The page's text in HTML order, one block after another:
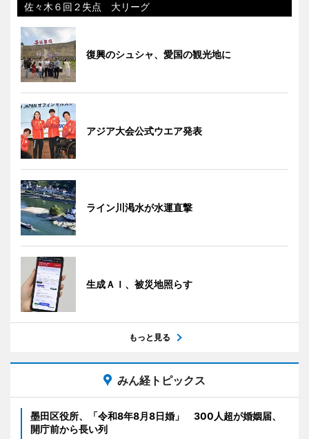
佐々木６回２失点 大リーグ
復興のシュシャ、愛国の観光地に
アジア大会公式ウエア発表
ライン川渇水が水運直撃
生成ＡＩ、被災地照らす
もっと見る
みん経トピックス
墨田区役所、「令和8年8月8日婚」 300人超が婚姻届、
開庁前から長い列